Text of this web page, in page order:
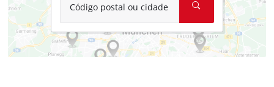
Código postal ou cidade